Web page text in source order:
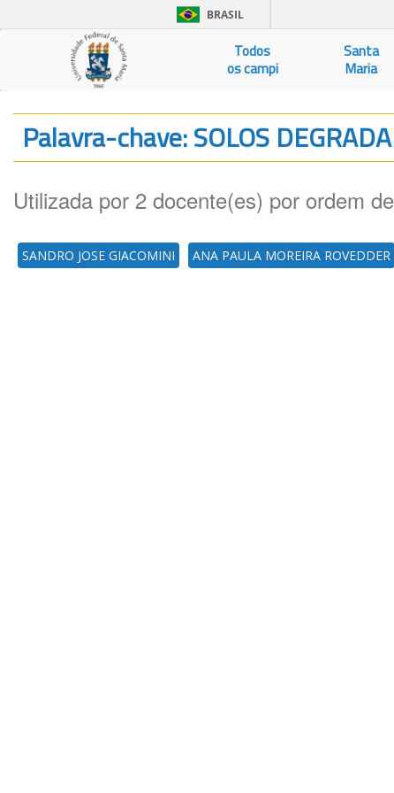
BRASIL
Todos
os campi
Santa
Maria
Palavra-chave: SOLOS
Utilizada por 2 docente(es) por ordem
SANDRO JOSE GIACOMINI ANA PAULA MOREIRA ROVEDDER